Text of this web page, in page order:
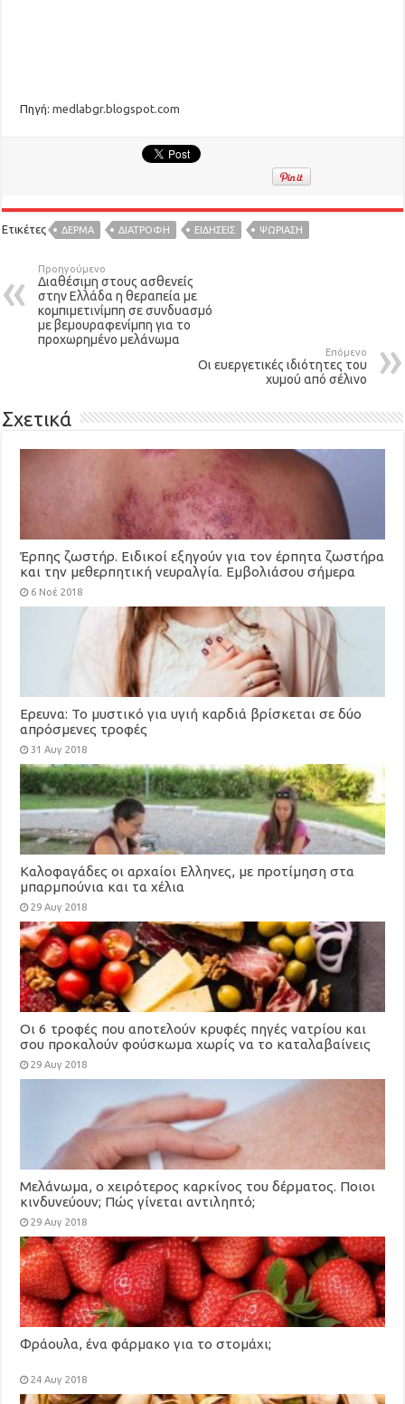
Πηγή:medlabgr.blogspot.com
Ετικέτες ΔΕΡΜΑ ΔΙΑΤΡΟΦΉ ΕΙΔΉΣΕΙΣ ΨΩΡΙΑΣΗ
Προηγούμενο
Διαθέσιμη στους ασθενείς
στην Ελλάδα η θεραπεία με
κομπιμετινίμπη σε συνδυασμό
με βεμουραφενίμπη για το
προχωρημένο μελάνωμα
Επόμενο
Οι ευεργετικές ιδιότητες του
χυμού από σέλινο
Σχετικά
Έρπης ζωστήρ. Ειδικοί εξηγούν για τον έρπητα ζωστήρα
και την μεθερπητική νευραλγία. Εμβολιάσου σήμερα
(video)
6 Νοέ 2018
Ερευνα: To μυστικό για υγιή καρδιά βρίσκεται σε δύο
απρόσμενες τροφές
31 Αυγ 2018
Καλοφαγάδες οι αρχαίοι Ελληνες, με προτίμηση στα
μπαρμπούνια και τα χέλια
29 Αυγ 2018
Οι 6 τροφές που αποτελούν κρυφές πηγές νατρίου και
σου προκαλούν φούσκωμα χωρίς να το καταλαβαίνεις
29 Αυγ 2018
Μελάνωμα, ο χειρότερος καρκίνος του δέρματος. Ποιοι
κινδυνεύουν; Πώς γίνεται αντιληπτό;
29 Αυγ 2018
Φράουλα, ένα φάρμακο για το στομάχι;
24 Αυγ 2018